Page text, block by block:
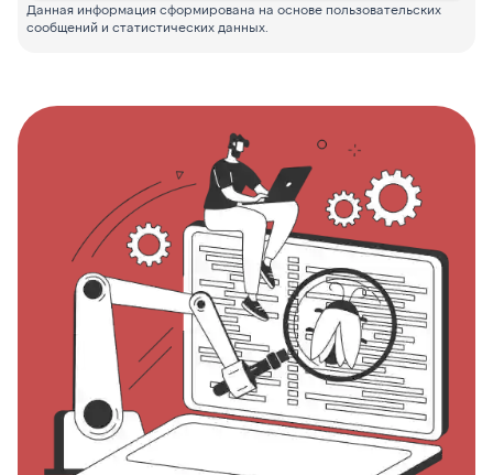
Данная информация сформирована на основе пользовательских
сообщений и статистических данных.